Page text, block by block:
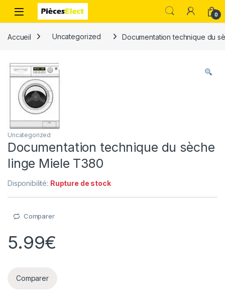
0
Accueil Uncategorized Documentation technique du
Uncategorized
Documentation technique du sèche
linge Miele T380
Disponibilité: Rupture de stock
Comparer
5.99€
Comparer